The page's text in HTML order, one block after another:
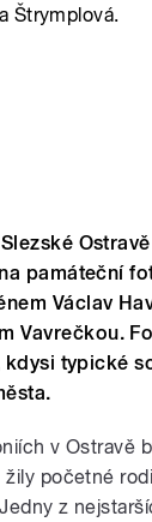
Štrymplová.
památeční
Václav
Vavrečkou.
typické
v Ostravě
početné
z